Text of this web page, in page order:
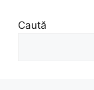
Caută